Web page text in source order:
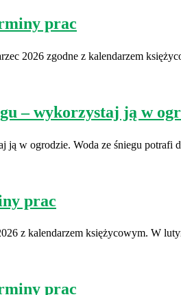
prac
2026 zgodne z kalendarzem
– wykorzystaj ją w
ją w ogrodzie. Woda ze śniegu potrafi
prac
z kalendarzem księżycowym. W
prac